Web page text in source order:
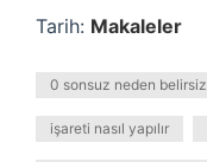
Tarih: Makaleler
0 sonsuz neden belirsiz
işareti nasıl yapılır